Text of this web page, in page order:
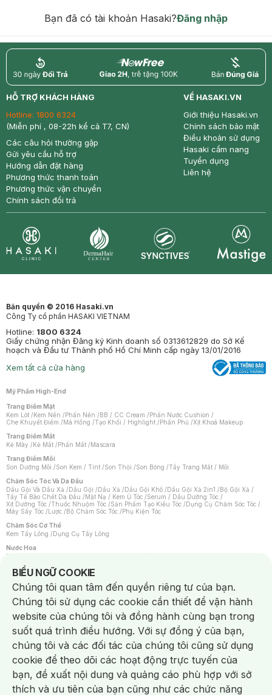
Bạn đã có tài khoản Hasaki?Đăng nhập
return nowfree price
HỖ TRỢ KHÁCH HÀNG
Hotline: 1800 6324
(Miễn phí , 08-22h kể cả T7, CN)
Các câu hỏi thường gặp
Gửi yêu cầu hỗ trợ
Hướng dẫn đặt hàng
Phương thức thanh toán
Phương thức vận chuyển
Chính sách đổi trả
VỀ HASAKI.VN
Giới thiệu Hasaki.vn
Chính sách bảo mật
Điều khoản sử dụng
Hasaki cẩm nang
Tuyển dụng
Liên hệ
Bản quyền © 2016 Hasaki.vn
Công Ty cổ phần HASAKI VIETNAM
Hotline: 1800 6324
Giấy chứng nhận Đăng ký Kinh doanh số 0313612829 do Sở Kế
hoạch và Đầu tư Thành phố Hồ Chí Minh cấp ngày 13/01/2016
Xem tất cả cửa hàng
Mỹ Phẩm High-End
Trang Điểm Mặt
Kem Lót /Kem Nền /Phấn Nền /BB / CC Cream /Phấn Nước Cushion /
Che Khuyết Điểm /Má Hồng /Tạo Khối / Highlight /Phấn Phủ /Xịt Khoá Makeup
Trang Điểm Mắt
Kẻ Mày /Kẻ Mắt /Phấn Mắt /Mascara
Trang Điểm Môi
Son Dưỡng Môi /Son Kem / Tint /Son Thỏi /Son Bóng /Tẩy Trang Mắt / Môi
Chăm Sóc Tóc Và Da Đầu
Dầu Gội Và Dầu Xả /Dầu Gội /Dầu Xả /Dầu Gội Khô /Dầu Gội Xả 2in1 /Bộ Gội Xả /
Tẩy Tế Bào Chết Da Đầu /Mặt Nạ / Kem Ủ Tóc /Serum / Dầu Dưỡng Tóc /
Xịt Dưỡng Tóc /Thuốc Nhuộm Tóc /Sản Phẩm Tạo Kiểu Tóc /Dụng Cụ Chăm Sóc Tóc /
Máy Sấy Tóc /Lược /Bộ Chăm Sóc Tóc /Phụ Kiện Tóc
Chăm Sóc Cơ Thể
Kem Tẩy Lông /Dụng Cụ Tẩy Lông
Nước Hoa
Nước Hoa Nữ
Chăm Sóc Cá Nhân
Chống Muỗi /Khẩu Trang /Máy Massage/Mặt Nạ Xông Hơi /Nước Rửa Tay/
Sản Phẩm Chăm Sóc Khác /Bàn Chải Đánh Răng /Bàn Chải Điện/
Hỗ Trợ Trắng Răng/Kem Đánh Răng /Máy Tăm Nước/ Nước Súc Miệng/
Tăm / Chỉ Nha Khoa/ Xịt Thơm Miệng / Dung Dịch Vệ Sinh/Dưỡng Vùng Kín/
Khăn Ướt Vệ Sinh Vùng Kín/Băng Vệ Sinh/Tampon/Bọt Cạo Râu /Dao Cạo Râu/
Máy Cạo Râu
Vấn Đề Về Da
Da Dầu / Lỗ Chân Lông To/ Da Khô / Mất Nước/ Da Lão Hóa/ Da Mụn/
Da Nhạy Cảm / Kích Ứng
Da Xỉn Màu Thâm / Nám / Tàn Nhang
Quầng Thâm & Bọng Mắt /Sẹo /Viêm Da Cơ Địa
Dụng Cụ / Phụ Kiện Chăm Sóc Da
Bông Tẩy Trang
Khăn Lau Mặt Khô Dụng Cụ / Máy Rửa Mặt Máy Chăm Sóc Da
Dụng Cụ Chăm Sóc Khác
BIỂU NGỮ COOKIE
Notice about cookies usage
Chúng tôi quan tâm đến quyền riêng tư của bạn.
Chúng tôi sử dụng các cookie cần thiết để vận hành
website của chúng tôi và đồng hành cùng bạn trong
suốt quá trình điều hướng. Với sự đồng ý của bạn,
chúng tôi và các đối tác của chúng tôi cũng sử dụng
cookie để theo dõi các hoạt động trực tuyến của
bạn, đề xuất nội dung và quảng cáo phù hợp với sở
thích và ưu tiên của bạn cũng như các chức năng